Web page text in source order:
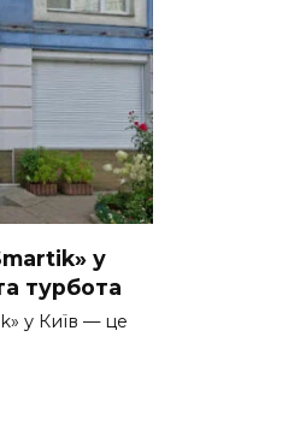
у
турбота
у Київ — це